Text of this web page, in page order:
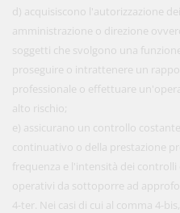
d) acquisiscono l'autorizzazione
amministrazione o direzione
soggetti che svolgono una
proseguire o intrattenere un
professionale o effettuare
alto rischio;
e) assicurano un controllo
continuativo o della prestazione
frequenza e l'intensità dei
operativi da sottoporre ad
4-ter. Nei casi di cui al comma 4-